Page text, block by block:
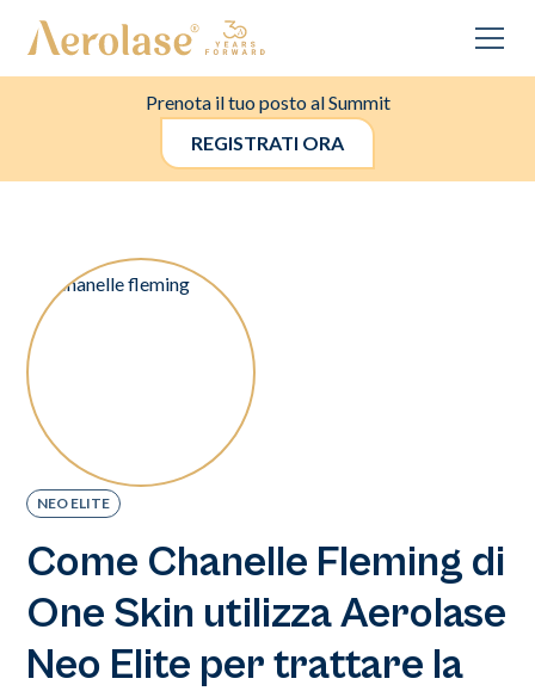
Prenota il tuo posto al Summit
REGISTRATI ORA
NEO ELITE
Come Chanelle Fleming di
One Skin utilizza Aerolase
Neo Elite per trattare la